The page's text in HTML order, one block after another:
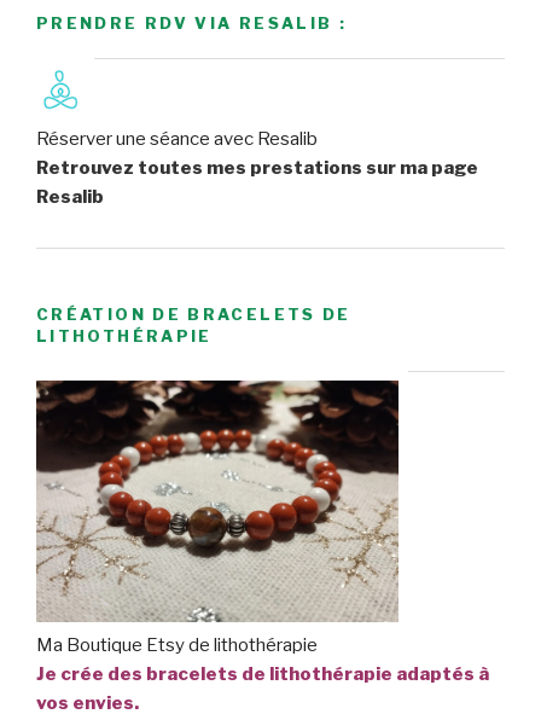
PRENDRE RDV VIA RESALIB :
Réserver une séance avec Resalib
Retrouvez toutes mes prestations sur ma page
Resalib
CRÉATION DE BRACELETS DE
LITHOTHÉRAPIE
Ma Boutique Etsy de lithothérapie
Je crée des bracelets de lithothérapie adaptés à
vos envies.